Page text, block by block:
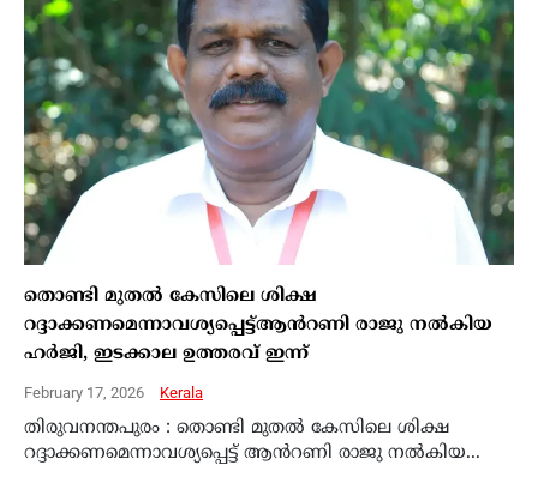
തൊണ്ടി മുതൽ കേസിലെ ശിക്ഷ
റദ്ദാക്കണമെന്നാവശ്യപ്പെട്ട്ആൻറണി രാജു നൽകിയ
ഹർജി, ഇടക്കാല ഉത്തരവ് ഇന്ന്
February 17, 2026 Kerala
തിരുവനന്തപുരം : തൊണ്ടി മുതൽ കേസിലെ ശിക്ഷ
റദ്ദാക്കണമെന്നാവശ്യപ്പെട്ട് ആൻറണി രാജു നൽകിയ...